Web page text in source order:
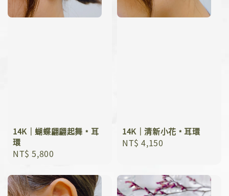
14K｜蝴蝶翩翩起舞﹡耳
環
Regular
NT$ 5,800
14K｜清新小花﹡耳環
Regular
NT$ 4,150